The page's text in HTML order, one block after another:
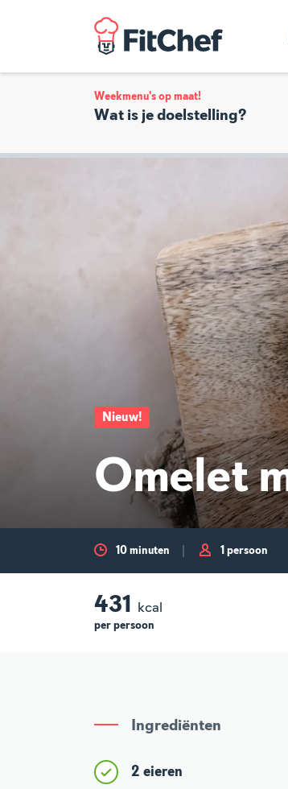
Weekmenu's op maat!
Wat is je doelstelling?
Nieuw!
Omelet
10 minuten 1 persoon
431 kcal
per persoon
Ingrediënten
2 eieren